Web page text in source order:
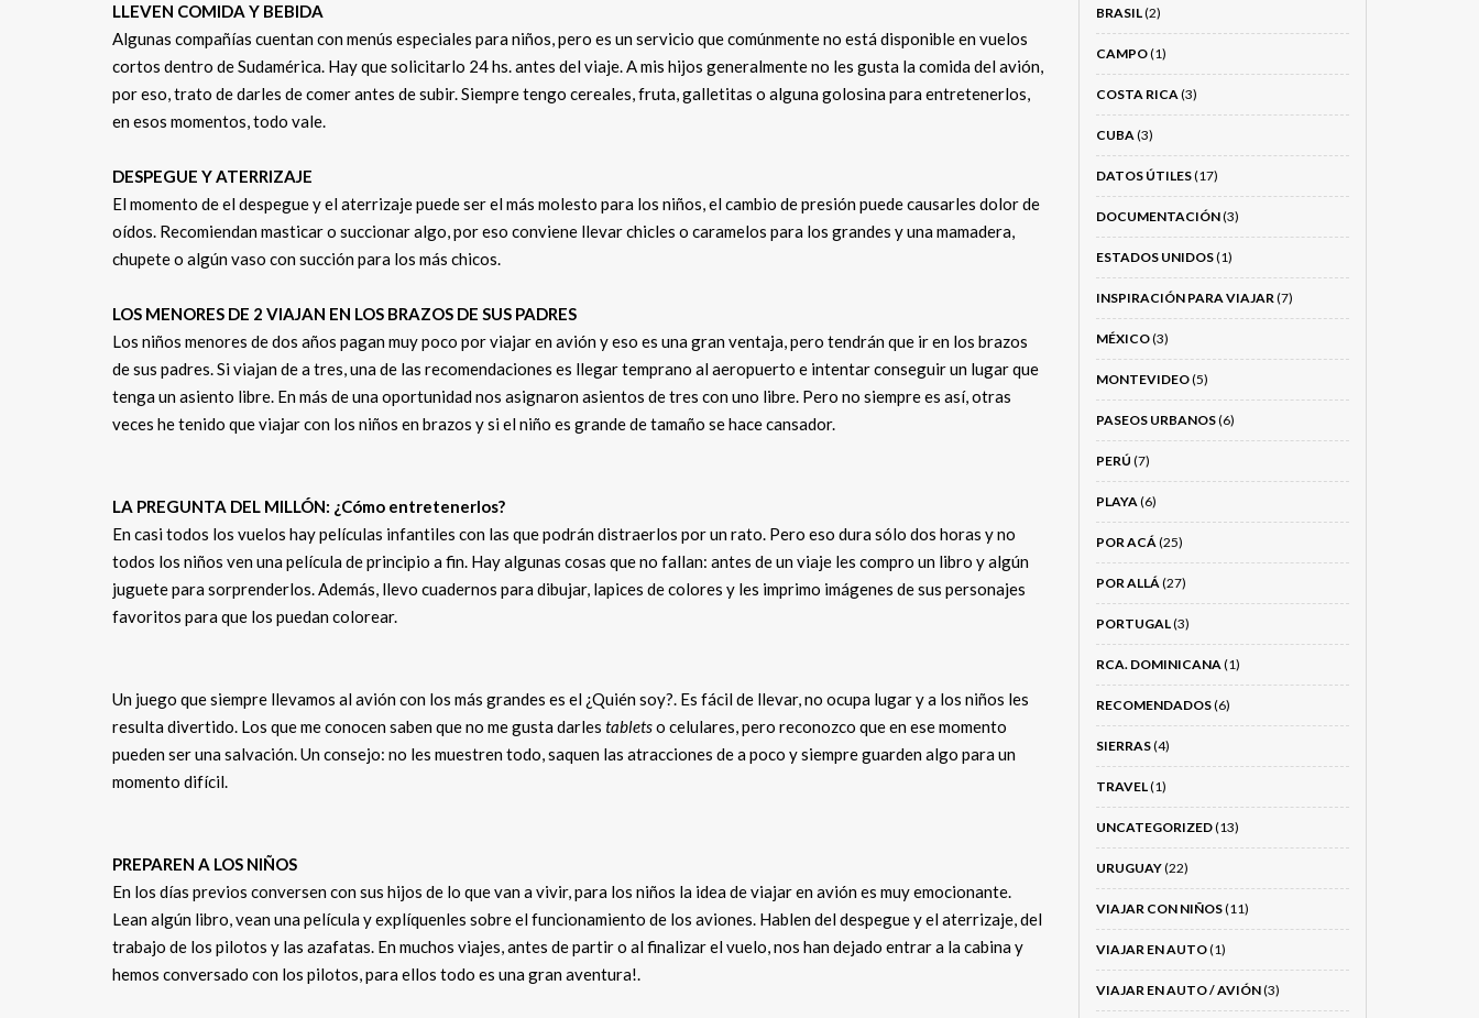
LLEVEN COMIDA Y BEBIDA
Algunas compañías cuentan con menús especiales para niños, pero es un servicio que comúnmente no está disponible en vuelos
cortos dentro de Sudamérica. Hay que solicitarlo 24 hs. antes del viaje. A mis hijos generalmente no les gusta la comida del avión,
por eso, trato de darles de comer antes de subir. Siempre tengo cereales, fruta, galletitas o alguna golosina para entretenerlos,
en esos momentos, todo vale.
DESPEGUE Y ATERRIZAJE
El momento de el despegue y el aterrizaje puede ser el más molesto para los niños, el cambio de presión puede causarles dolor de
oídos. Recomiendan masticar o succionar algo, por eso conviene llevar chicles o caramelos para los grandes y una mamadera,
chupete o algún vaso con succión para los más chicos.
LOS MENORES DE 2 VIAJAN EN LOS BRAZOS DE SUS PADRES
Los niños menores de dos años pagan muy poco por viajar en avión y eso es una gran ventaja, pero tendrán que ir en los brazos
de sus padres. Si viajan de a tres, una de las recomendaciones es llegar temprano al aeropuerto e intentar conseguir un lugar que
tenga un asiento libre. En más de una oportunidad nos asignaron asientos de tres con uno libre. Pero no siempre es así, otras
veces he tenido que viajar con los niños en brazos y si el niño es grande de tamaño se hace cansador.
LA PREGUNTA DEL MILLÓN: ¿Cómo entretenerlos?
En casi todos los vuelos hay películas infantiles con las que podrán distraerlos por un rato. Pero eso dura sólo dos horas y no
todos los niños ven una película de principio a fin. Hay algunas cosas que no fallan: antes de un viaje les compro un libro y algún
juguete para sorprenderlos. Además, llevo cuadernos para dibujar, lapices de colores y les imprimo imágenes de sus personajes
favoritos para que los puedan colorear.
Un juego que siempre llevamos al avión con los más grandes es el ¿Quién soy?. Es fácil de llevar, no ocupa lugar y a los niños les
resulta divertido. Los que me conocen saben que no me gusta darles tabletso celulares, pero reconozco que en ese momento
pueden ser una salvación. Un consejo: no les muestren todo, saquen las atracciones de a poco y siempre guarden algo para un
momento difícil.
PREPAREN A LOS NIÑOS
En los días previos conversen con sus hijos de lo que van a vivir, para los niños la idea de viajar en avión es muy emocionante.
Lean algún libro, vean una película y explíquenles sobre el funcionamiento de los aviones. Hablen del despegue y el aterrizaje, del
trabajo de los pilotos y las azafatas. En muchos viajes, antes de partir o al finalizar el vuelo, nos han dejado entrar a la cabina y
hemos conversado con los pilotos, para ellos todo es una gran aventura!.
BRASIL(2)
CAMPO(1)
COSTA RICA(3)
CUBA(3)
DATOS ÚTILES(17)
DOCUMENTACIÓN(3)
ESTADOS UNIDOS(1)
INSPIRACIÓN PARA VIAJAR(7)
MÉXICO(3)
MONTEVIDEO(5)
PASEOS URBANOS(6)
PERÚ (7)
PLAYA(6)
POR ACÁ(25)
POR ALLÁ(27)
PORTUGAL(3)
RCA. DOMINICANA(1)
RECOMENDADOS(6)
SIERRAS(4)
TRAVEL(1)
UNCATEGORIZED(13)
URUGUAY(22)
VIAJAR CON NIÑOS(11)
VIAJAR EN AUTO(1)
VIAJAR EN AUTO / AVIÓN(3)